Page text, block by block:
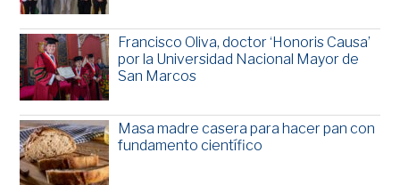
Francisco Oliva, doctor ‘Honoris Causa’
por la Universidad Nacional Mayor de
San Marcos
Masa madre casera para hacer pan con
fundamento científico